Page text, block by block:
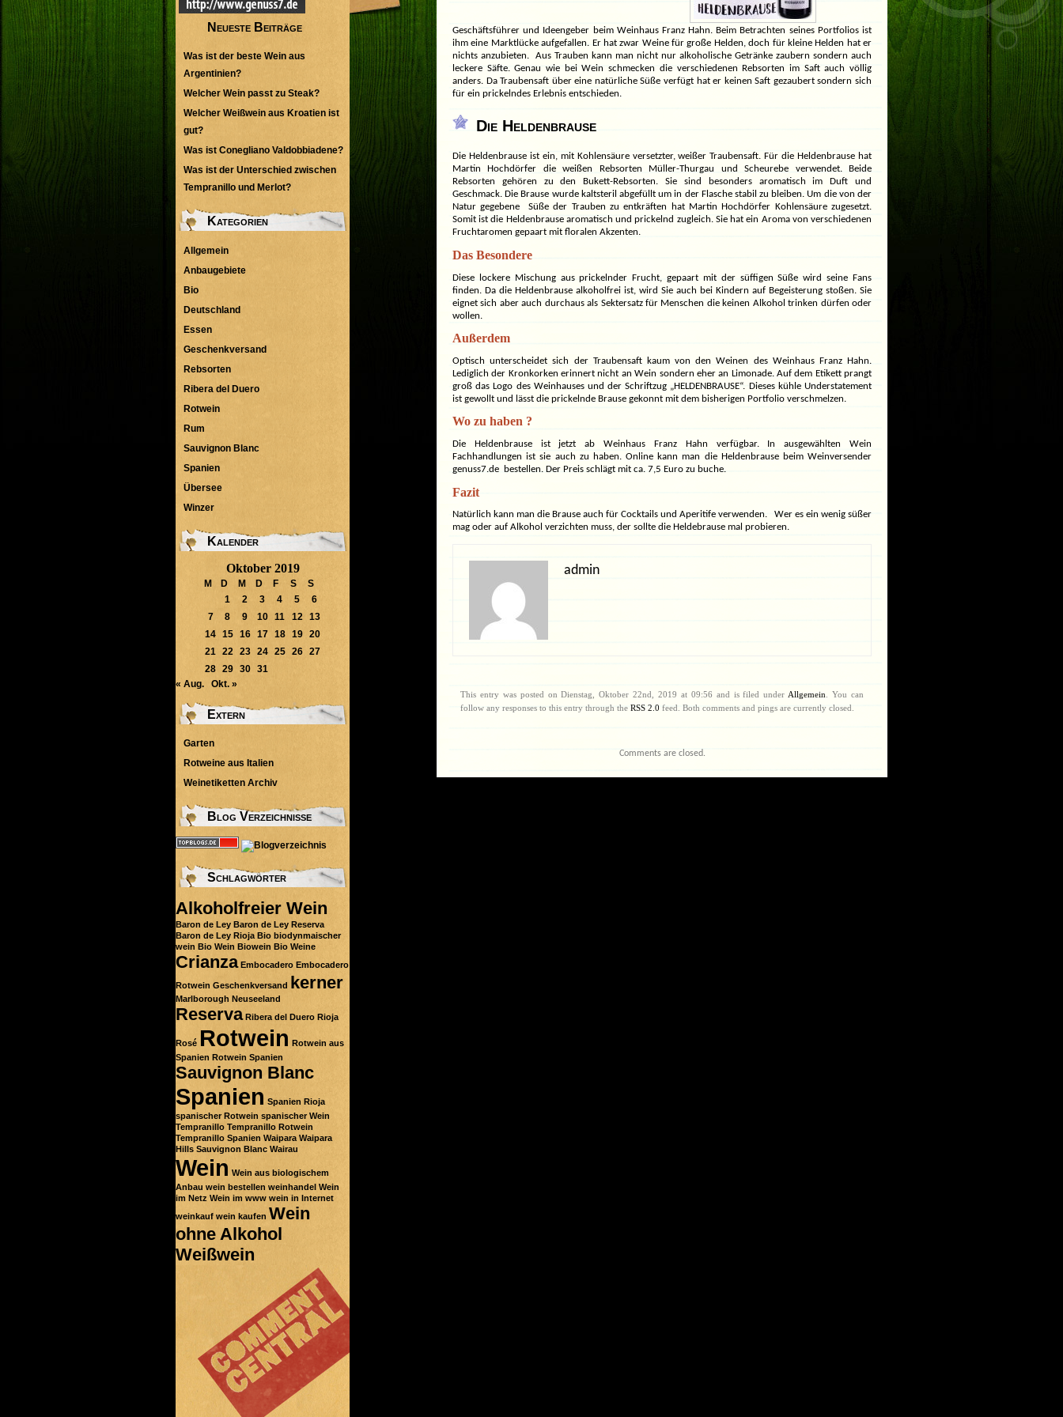
Geschäftsführer und Ideengeber beim Weinhaus Franz Hahn. Beim Betrachten seines Portfolios ist
ihm eine Marktlücke aufgefallen. Er hat zwar Weine für große Helden, doch für kleine Helden hat er
nichts anzubieten. Aus Trauben kann man nicht nur alkoholische Getränke zaubern sondern auch
leckere Säfte. Genau wie bei Wein schmecken die verschiedenen Rebsorten im Saft auch völlig
anders. Da Traubensaft über eine natürliche Süße verfügt hat er keinen Saft gezaubert sondern sich
für ein prickelndes Erlebnis entschieden.
Die Heldenbrause
Die Heldenbrause ist ein, mit Kohlensäure versetzter, weißer Traubensaft. Für die Heldenbrause hat
Martin Hochdörfer die weißen Rebsorten Müller-Thurgau und Scheurebe verwendet. Beide
Rebsorten gehören zu den Bukett-Rebsorten. Sie sind besonders aromatisch im Duft und
Geschmack. Die Brause wurde kaltsteril abgefüllt um in der Flasche stabil zu bleiben. Um die von der
Natur gegebene Süße der Trauben zu entkräften hat Martin Hochdörfer Kohlensäure zugesetzt.
Somit ist die Heldenbrause aromatisch und prickelnd zugleich. Sie hat ein Aroma von verschiedenen
Fruchtaromen gepaart mit floralen Akzenten.
Das Besondere
Diese lockere Mischung aus prickelnder Frucht, gepaart mit der süffigen Süße wird seine Fans
finden. Da die Heldenbrause alkoholfrei ist, wird Sie auch bei Kindern auf Begeisterung stoßen. Sie
eignet sich aber auch durchaus als Sektersatz für Menschen die keinen Alkohol trinken dürfen oder
wollen.
Außerdem
Optisch unterscheidet sich der Traubensaft kaum von den Weinen des Weinhaus Franz Hahn.
Lediglich der Kronkorken erinnert nicht an Wein sondern eher an Limonade. Auf dem Etikett prangt
groß das Logo des Weinhauses und der Schriftzug „HELDENBRAUSE“. Dieses kühle Understatement
ist gewollt und lässt die prickelnde Brause gekonnt mit dem bisherigen Portfolio verschmelzen.
Wo zu haben ?
Die Heldenbrause ist jetzt abWeinhaus Franz Hahn verfügbar. In ausgewählten Wein
Fachhandlungen ist sie auch zu haben. Online kann man die Heldenbrausebeim Weinversender
genuss7.de bestellen. Der Preis schlägt mit ca. 7,5 Euro zu buche.
Fazit
Natürlich kann man die Brause auch für Cocktails und Aperitife verwenden. Wer es ein wenig süßer
mag oder auf Alkohol verzichten muss, der sollte die Heldebrause mal probieren.
admin
This entry was posted on Dienstag, Oktober 22nd, 2019 at 09:56 and is filed under Allgemein
. You can
follow any responses to this entry through the RSS 2.0 feed. Both comments and pings are currently closed.
Comments are closed.
Neueste Beiträge
Was ist der beste Wein aus
Argentinien?
Welcher Wein passt zu Steak?
Welcher Weißwein aus Kroatien ist
gut?
Was ist Conegliano Valdobbiadene?
Was ist der Unterschied zwischen
Tempranillo und Merlot?
Kategorien
Allgemein
Anbaugebiete
Bio
Deutschland
Essen
Geschenkversand
Rebsorten
Ribera del Duero
Rotwein
Rum
Sauvignon Blanc
Spanien
Übersee
Winzer
Kalender
Oktober 2019
M D M D F S
S
1
2 3 4 5
6
7
8 9 10 11 12
13
14 15 16 17 18 19
20
21
22 23 24 25 26
27
28 29 30
31
« Aug.
Okt. »
Extern
Garten
Rotweine aus Italien
Weinetiketten Archiv
Blog Verzeichnisse
Schlagwörter
Alkoholfreier Wein
Baron de Ley Baron de Ley Reserva
Baron de Ley Rioja Bio biodynmaischer
wein Bio Wein Biowein Bio Weine
Crianza Embocadero Embocadero
Rotwein Geschenkversand kerner
Marlborough Neuseeland
Reserva Ribera del Duero Rioja
Rosé Rotwein Rotwein aus
Spanien Rotwein Spanien
Sauvignon Blanc
Spanien Spanien Rioja
spanischer Rotwein spanischer Wein
Tempranillo Tempranillo Rotwein
Tempranillo Spanien Waipara Waipara
Hills Sauvignon Blanc Wairau
Wein Wein aus biologischem
Anbau wein bestellen weinhandel Wein
im Netz Wein im www wein in Internet
weinkauf wein kaufen Wein
ohne Alkohol
Weißwein